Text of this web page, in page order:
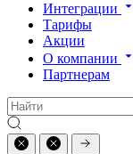
Интеграции
Тарифы
Акции
О компании
Партнерам